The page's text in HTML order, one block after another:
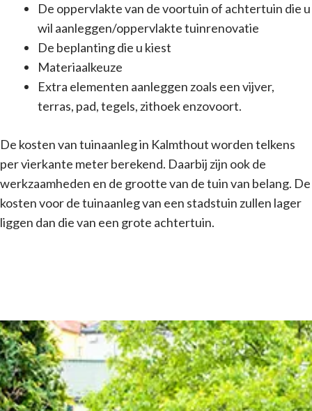
De oppervlakte van de voortuin of achtertuin die u
wil aanleggen/oppervlakte tuinrenovatie
De beplanting die u kiest
Materiaalkeuze
Extra elementen aanleggen zoals een vijver,
terras, pad, tegels, zithoek enzovoort.
De kosten van tuinaanleg in Kalmthout worden telkens
per vierkante meter berekend. Daarbij zijn ook de
werkzaamheden en de grootte van de tuin van belang. De
kosten voor de tuinaanleg van een stadstuin zullen lager
liggen dan die van een grote achtertuin.